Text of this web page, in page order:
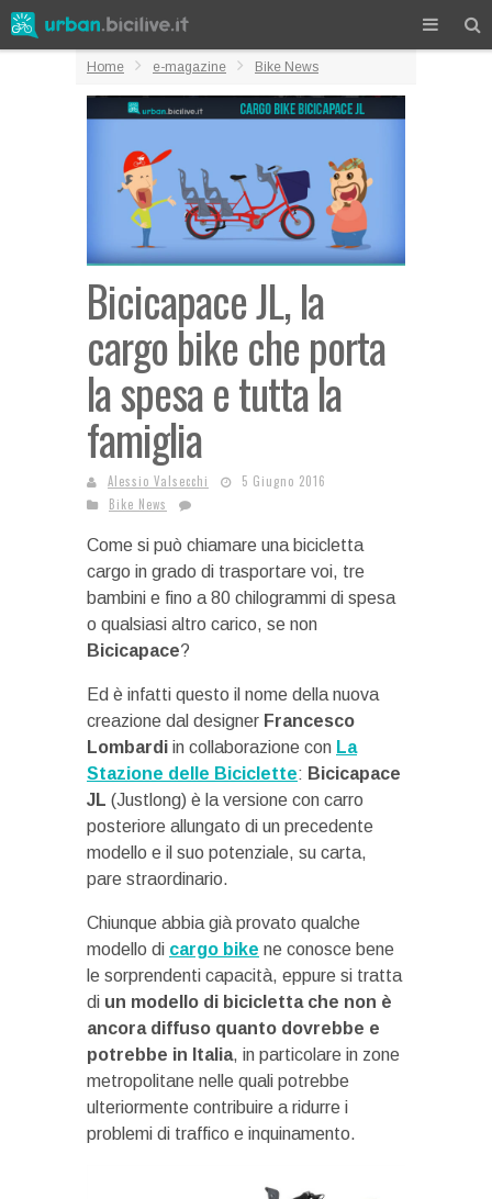
Home e-magazine Bike News
Bicicapace JL, la
cargo bike che porta
la spesa e tutta la
famiglia
Alessio Valsecchi
5 Giugno 2016
Bike News
Come si può chiamare una bicicletta
cargo in grado di trasportare voi, tre
bambini e fino a 80 chilogrammi di spesa
o qualsiasi altro carico, se non
Bicicapace?
Ed è infatti questo il nome della nuova
creazione dal designer Francesco
Lombardi in collaborazione con La
Stazione delle Biciclette: Bicicapace
JL (Justlong) è la versione con carro
posteriore allungato di un precedente
modello e il suo potenziale, su carta,
pare straordinario.
Chiunque abbia già provato qualche
modello di cargo bike ne conosce bene
le sorprendenti capacità, eppure si tratta
di un modello di bicicletta che non è
ancora diffuso quanto dovrebbe e
potrebbe in Italia, in particolare in zone
metropolitane nelle quali potrebbe
ulteriormente contribuire a ridurre i
problemi di traffico e inquinamento.